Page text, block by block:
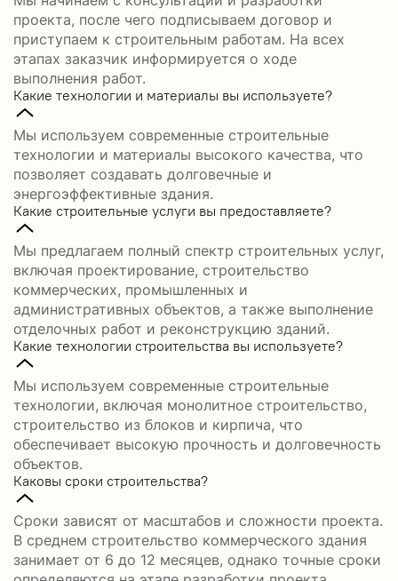
проекта, после чего подписываем договор и
приступаем к строительным работам. На всех
этапах заказчик информируется о ходе
выполнения работ.
Какие технологии и материалы вы используете?
Мы используем современные строительные
технологии и материалы высокого качества, что
позволяет создавать долговечные и
энергоэффективные здания.
Какие строительные услуги вы предоставляете?
Мы предлагаем полный спектр строительных услуг,
включая проектирование, строительство
коммерческих, промышленных и
административных объектов, а также выполнение
отделочных работ и реконструкцию зданий.
Какие технологии строительства вы используете?
Мы используем современные строительные
технологии, включая монолитное строительство,
строительство из блоков и кирпича, что
обеспечивает высокую прочность и долговечность
объектов.
Каковы сроки строительства?
Сроки зависят от масштабов и сложности проекта.
В среднем строительство коммерческого здания
занимает от 6 до 12 месяцев, однако точные сроки